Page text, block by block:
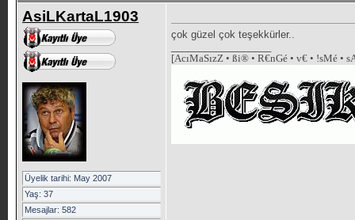
AsiLKartaL1903
Üyelik tarihi: May 2007
Yaş: 37
Mesajlar: 582
çok güzel çok teşekkürler..
[AcıMaSızZ • ßi® • R€nGé • v€ • !sMé •